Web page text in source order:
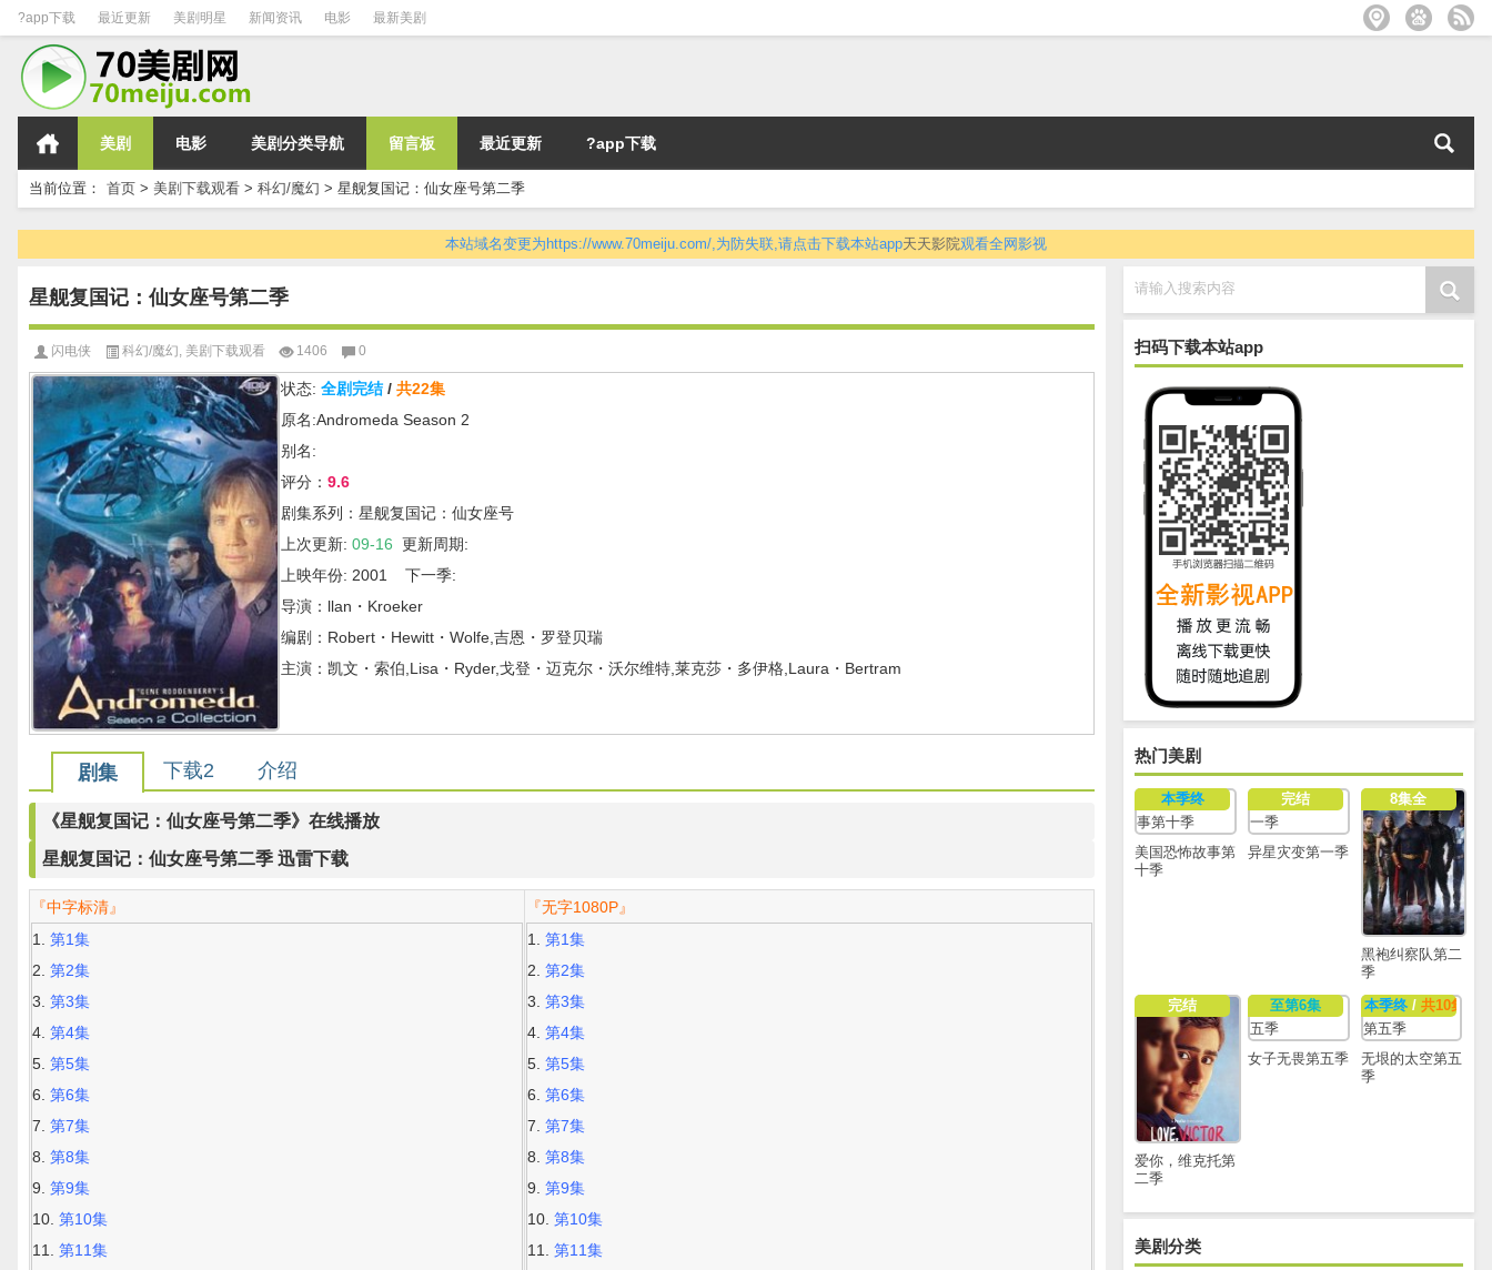
?app下载 最近更新 美剧明星 新闻资讯 电影 最新美剧
美剧 电影 美剧分类导航 留言板 最近更新 ?app下载
当前位置： 首页 > 美剧下载观看 > 科幻/魔幻 > 星舰复国记：仙女座号第二季
本站域名变更为https://www.70meiju.com/,为防失联,请点击下载本站app天天影院观看全网影视
请输入搜索内容
扫码下载本站app
热门美剧
本季终
美国恐怖故事第
十季
完结
异星灾变第一季
8集全
黑袍纠察队第二
季
完结
爱你，维克托第
二季
至第6集
女子无畏第五季
本季终/ 共10集
无垠的太空第五
季
美剧分类
星舰复国记：仙女座号第二季
闪电侠 科幻/魔幻 美剧下载观看 1406 0
状态: 全剧完结/ 共22集
原名:Andromeda Season 2
别名:
评分： 9.6
剧集系列：星舰复国记：仙女座号
上次更新: 09-16 更新周期:
上映年份: 2001 下一季:
导演：llan・Kroeker
编剧：Robert・Hewitt・Wolfe,吉恩・罗登贝瑞
主演：凯文・索伯,Lisa・Ryder,戈登・迈克尔・沃尔维特,莱克莎・多伊格,Laura・Bertram
剧集 下载2 介绍
《星舰复国记：仙女座号第二季》在线播放
星舰复国记：仙女座号第二季 迅雷下载
『中字标清』
第1集
第2集
第3集
第4集
第5集
第6集
第7集
第8集
第9集
第10集
第11集
『无字1080P』
第1集
第2集
第3集
第4集
第5集
第6集
第7集
第8集
第9集
第10集
第11集